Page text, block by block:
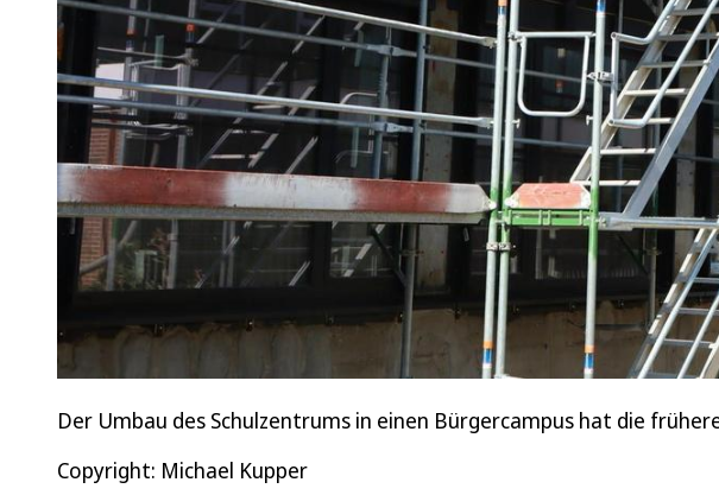
Der Umbau des Schul­zen­trums in einen Bür­ger­cam­pus hat die
Copyright: Michael Kupper